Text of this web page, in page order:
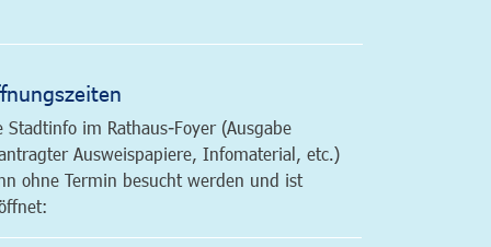
Stadtinfo im Rathaus-Foyer (Ausgabe
Ausweispapiere, Infomaterial, etc.)
ohne Termin besucht werden und ist